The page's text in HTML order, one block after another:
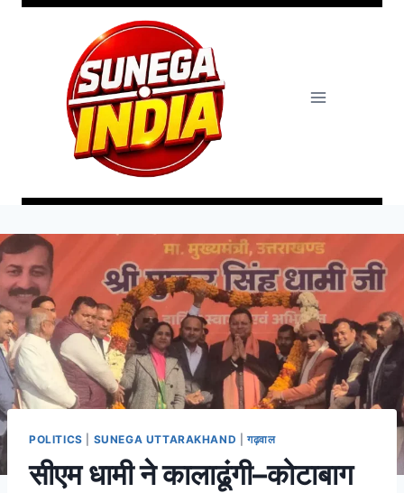
POLITICS SUNEGA UTTARAKHAND |गढ़वाल
सीएम धामी ने कालाढूंगी–कोटाबाग